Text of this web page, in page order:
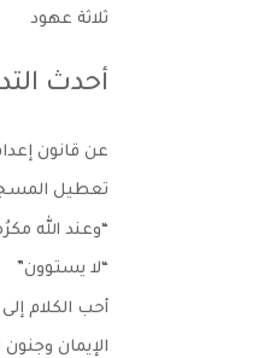
ثلاثة عهود
أحدث
عن قانون
تعطيل
“وعند الله
“لا يستوون”
أحب الكلام إلى
الإيمان وجنون